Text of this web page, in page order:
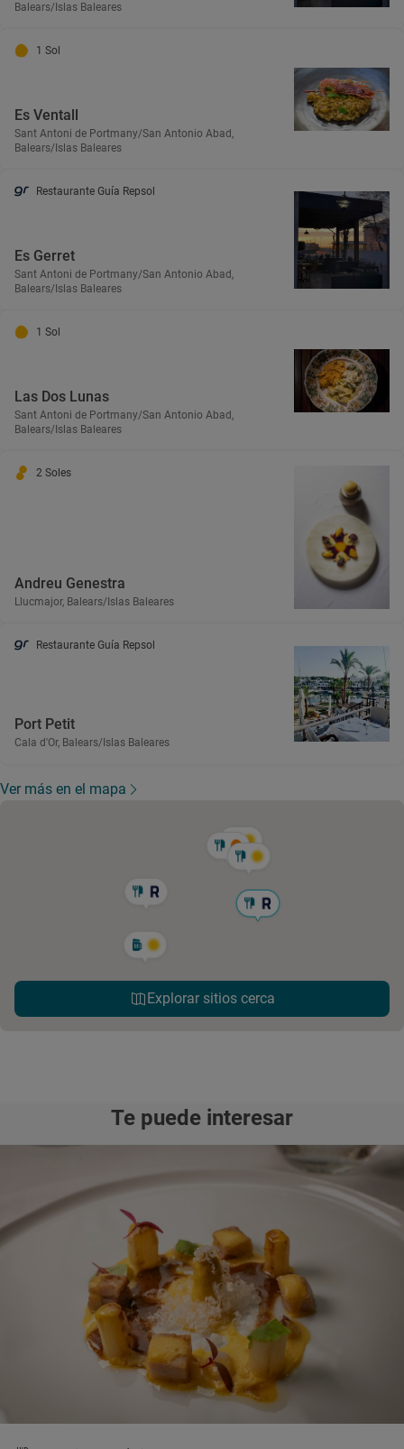
Balears/Islas Baleares
1 Sol
Es Ventall
Sant Antoni de Portmany/San Antonio Abad,
Balears/Islas Baleares
Restaurante Guía Repsol
Es Gerret
Sant Antoni de Portmany/San Antonio Abad,
Balears/Islas Baleares
1 Sol
Las Dos Lunas
Sant Antoni de Portmany/San Antonio Abad,
Balears/Islas Baleares
2 Soles
Andreu Genestra
Llucmajor, Balears/Islas Baleares
Restaurante Guía Repsol
Port Petit
Cala d'Or, Balears/Islas Baleares
Ver más en el mapa
Explorar sitios cerca
Te puede interesar